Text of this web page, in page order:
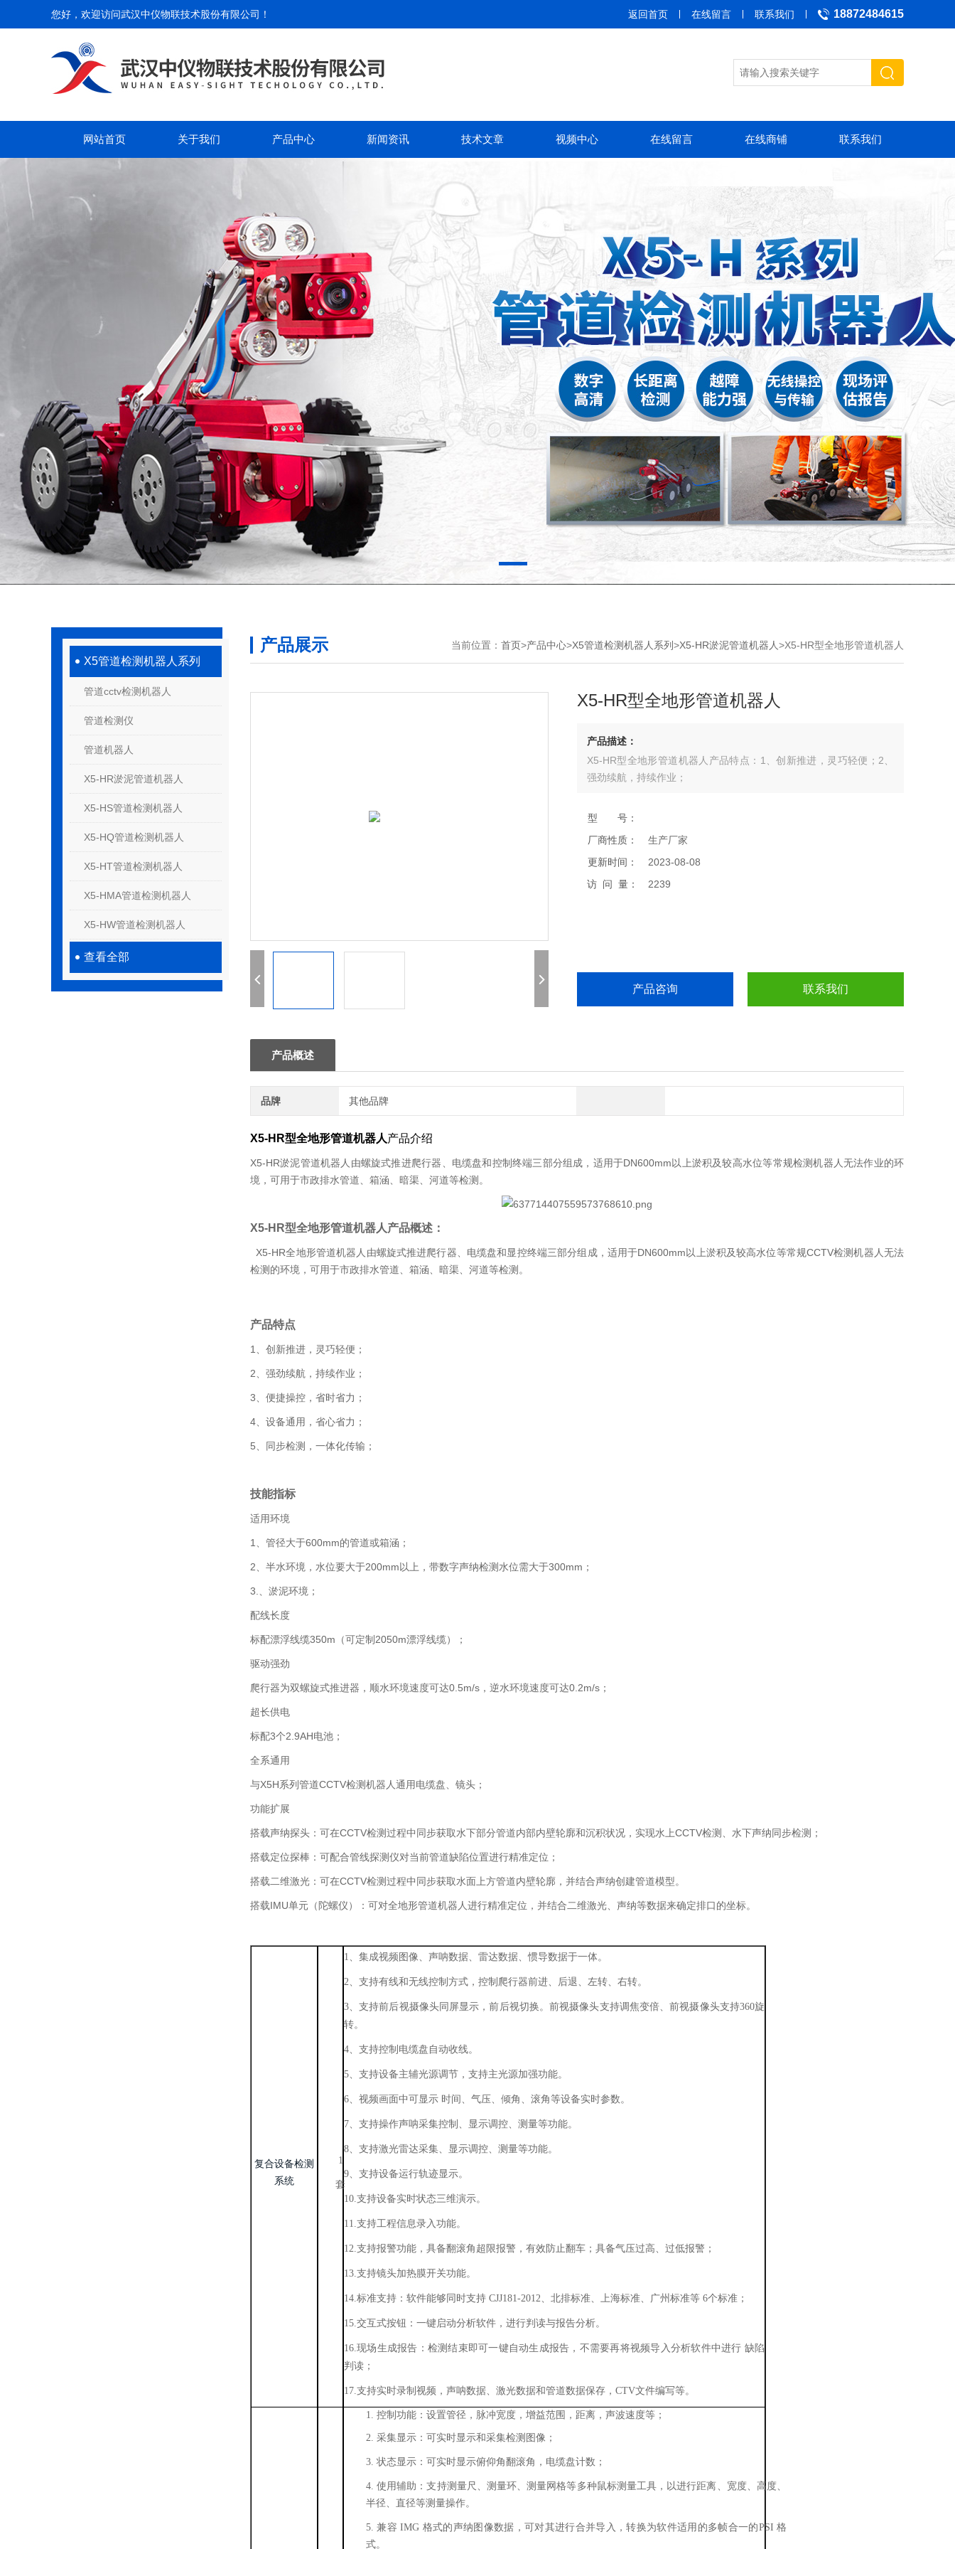
您好，欢迎访问武汉中仪物联技术股份有限公司 ！ 18872484615
返回首页 在线留言 联系我们
网站首页 关于我们 产品中心 新闻资讯 技术文章 视频中心 在线留言 在线商铺 联系我们
X5管道检测机器人系列
管道cctv检测机器人
管道检测仪
管道机器人
X5-HR淤泥管道机器人
X5-HS管道检测机器人
X5-HQ管道检测机器人
X5-HT管道检测机器人
X5-HMA管道检测机器人
X5-HW管道检测机器人
查看全部
产品展示 当前位置： 首页>产品中心>X5管道检测机器人系列>X5-HR淤泥管道机器人>X5-HR型全地形管道机器人
X5-HR型全地形管道机器人
产品描述：
X5-HR型全地形管道机器人产品特点：1、创新推进，灵巧轻便；2、
强劲续航，持续作业；
型 号：
厂商性质：
生产厂家
更新时间：
2023-08-08
访 问 量：
2239
产品咨询 联系我们
产品概述
品牌 其他品牌
X5-HR型全地形管道机器人产品介绍
X5-HR淤泥管道机器人由螺旋式推进爬行器、电缆盘和控制终端三部分组成，适用于DN600mm以上淤积及较高水位等常规检测机器人无法作业的环
境，可用于市政排水管道、箱涵、暗渠、河道等检测。
X5-HR型全地形管道机器人产品概述：
X5-HR全地形管道机器人由螺旋式推进爬行器、电缆盘和显控终端三部分组成，适用于DN600mm以上淤积及较高水位等常规CCTV检测机器人无法
检测的环境，可用于市政排水管道、箱涵、暗渠、河道等检测。
产品特点
1、创新推进，灵巧轻便；
2、强劲续航，持续作业；
3、便捷操控，省时省力；
4、设备通用，省心省力；
5、同步检测，一体化传输；
技能指标
适用环境
1、管径大于600mm的管道或箱涵；
2、半水环境，水位要大于200mm以上，带数字声纳检测水位需大于300mm；
3.、淤泥环境；
配线长度
标配漂浮线缆350m（可定制2050m漂浮线缆）；
驱动强劲
爬行器为双螺旋式推进器，顺水环境速度可达0.5m/s，逆水环境速度可达0.2m/s；
超长供电
标配3个2.9AH电池；
全系通用
与X5H系列管道CCTV检测机器人通用电缆盘、镜头；
功能扩展
搭载声纳探头：可在CCTV检测过程中同步获取水下部分管道内部内壁轮廓和沉积状况，实现水上CCTV检测、水下声纳同步检测；
搭载定位探棒：可配合管线探测仪对当前管道缺陷位置进行精准定位；
搭载二维激光：可在CCTV检测过程中同步获取水面上方管道内壁轮廓，并结合声纳创建管道模型。
搭载IMU单元（陀螺仪）：可对全地形管道机器人进行精准定位，并结合二维激光、声纳等数据来确定排口的坐标。
复合设备检测
系统
1
套
1、集成视频图像、声呐数据、雷达数据、惯导数据于一体。
2、支持有线和无线控制方式，控制爬行器前进、后退、左转、右转。
3、支持前后视摄像头同屏显示，前后视切换。前视摄像头支持调焦变倍、前视摄像头支持360旋
转。
4、支持控制电缆盘自动收线。
5、支持设备主辅光源调节，支持主光源加强功能。
6、视频画面中可显示 时间、气压、倾角、滚角等设备实时参数。
7、支持操作声呐采集控制、显示调控、测量等功能。
8、支持激光雷达采集、显示调控、测量等功能。
9、支持设备运行轨迹显示。
10.支持设备实时状态三维演示。
11.支持工程信息录入功能。
12.支持报警功能，具备翻滚角超限报警，有效防止翻车；具备气压过高、过低报警；
13.支持镜头加热膜开关功能。
14.标准支持：软件能够同时支持 CJJ181-2012、北排标准、上海标准、广州标准等 6个标准；
15.交互式按钮：一键启动分析软件，进行判读与报告分析。
16.现场生成报告：检测结束即可一键自动生成报告，不需要再将视频导入分析软件中进行 缺陷
判读；
17.支持实时录制视频，声呐数据、激光数据和管道数据保存，CTV文件编写等。
1. 控制功能：设置管径，脉冲宽度，增益范围，距离，声波速度等；
2. 采集显示：可实时显示和采集检测图像；
3. 状态显示：可实时显示俯仰角翻滚角，电缆盘计数；
4.使用辅助：支持测量尺、测量环、测量网格等多种鼠标测量工具，以进行距离、宽度、 高度、
半径、直径等测量操作。
5.兼容 IMG 格式的声纳图像数据，可对其进行合并导入，转换为软件适用的多帧合一的PSI 格
式。